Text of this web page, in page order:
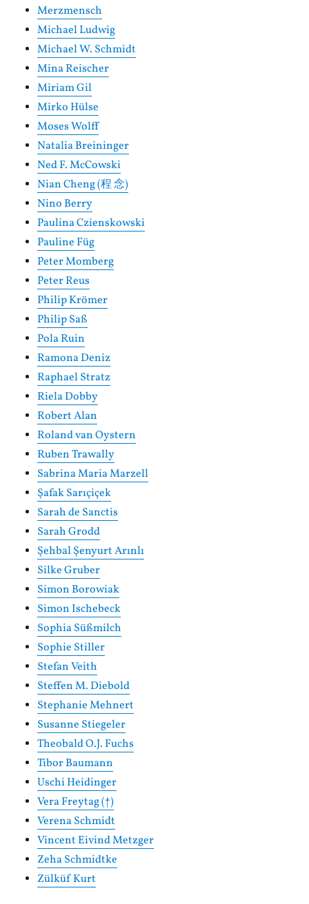
Merzmensch
Michael Ludwig
Michael W. Schmidt
Mina Reischer
Miriam Gil
Mirko Hülse
Moses Wolff
Natalia Breininger
Ned F. McCowski
Nian Cheng (程 念)
Nino Berry
Paulina Czienskowski
Pauline Füg
Peter Momberg
Peter Reus
Philip Krömer
Philip Saß
Pola Ruin
Ramona Deniz
Raphael Stratz
Riela Dobby
Robert Alan
Roland van Oystern
Ruben Trawally
Sabrina Maria Marzell
Şafak Sarıçiçek
Sarah de Sanctis
Sarah Grodd
Şehbal Şenyurt Arınlı
Silke Gruber
Simon Borowiak
Simon Ischebeck
Sophia Süßmilch
Sophie Stiller
Stefan Veith
Steffen M. Diebold
Stephanie Mehnert
Susanne Stiegeler
Theobald O.J. Fuchs
Tibor Baumann
Uschi Heidinger
Vera Freytag (†)
Verena Schmidt
Vincent Eivind Metzger
Zeha Schmidtke
Zülküf Kurt